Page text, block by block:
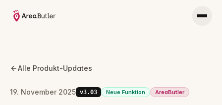
Alle Produkt-Updates
19. November 2025 v3.03 Neue Funktion AreaButler